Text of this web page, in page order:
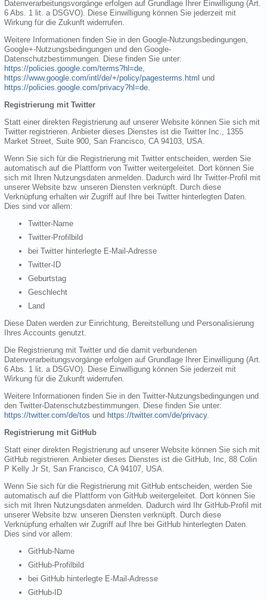
Datenverarbeitungsvorgänge erfolgen auf Grundlage Ihrer Einwilligung (Art.
6 Abs. 1 lit. a DSGVO). Diese Einwilligung können Sie jederzeit mit
Wirkung für die Zukunft widerrufen.
Weitere Informationen finden Sie in den Google-Nutzungsbedingungen,
Google+-Nutzungsbedingungen und den Google-
Datenschutzbestimmungen. Diese finden Sie unter:
https://policies.google.com/terms?hl=de,
https://www.google.com/intl/de/+/policy/pagesterms.html und
https://policies.google.com/privacy?hl=de.
Registrierung mit Twitter
Statt einer direkten Registrierung auf unserer Website können Sie sich mit
Twitter registrieren. Anbieter dieses Dienstes ist die Twitter Inc., 1355
Market Street, Suite 900, San Francisco, CA 94103, USA.
Wenn Sie sich für die Registrierung mit Twitter entscheiden, werden Sie
automatisch auf die Plattform von Twitter weitergeleitet. Dort können Sie
sich mit Ihren Nutzungsdaten anmelden. Dadurch wird Ihr Twitter-Profil mit
unserer Website bzw. unseren Diensten verknüpft. Durch diese
Verknüpfung erhalten wir Zugriff auf Ihre bei Twitter hinterlegten Daten.
Dies sind vor allem:
Twitter-Name
Twitter-Profilbild
bei Twitter hinterlegte E-Mail-Adresse
Twitter-ID
Geburtstag
Geschlecht
Land
Diese Daten werden zur Einrichtung, Bereitstellung und Personalisierung
Ihres Accounts genutzt.
Die Registrierung mit Twitter und die damit verbundenen
Datenverarbeitungsvorgänge erfolgen auf Grundlage Ihrer Einwilligung (Art.
6 Abs. 1 lit. a DSGVO). Diese Einwilligung können Sie jederzeit mit
Wirkung für die Zukunft widerrufen.
Weitere Informationen finden Sie in den Twitter-Nutzungsbedingungen und
den Twitter-Datenschutzbestimmungen. Diese finden Sie unter:
https://twitter.com/de/tos und https://twitter.com/de/privacy.
Registrierung mit GitHub
Statt einer direkten Registrierung auf unserer Website können Sie sich mit
GitHub registrieren. Anbieter dieses Dienstes ist die GitHub, Inc, 88 Colin
P Kelly Jr St, San Francisco, CA 94107, USA.
Wenn Sie sich für die Registrierung mit GitHub entscheiden, werden Sie
automatisch auf die Plattform von GitHub weitergeleitet. Dort können Sie
sich mit Ihren Nutzungsdaten anmelden. Dadurch wird Ihr GitHub-Profil mit
unserer Website bzw. unseren Diensten verknüpft. Durch diese
Verknüpfung erhalten wir Zugriff auf Ihre bei GitHub hinterlegten Daten.
Dies sind vor allem:
GitHub-Name
GitHub-Profilbild
bei GitHub hinterlegte E-Mail-Adresse
GitHub-ID